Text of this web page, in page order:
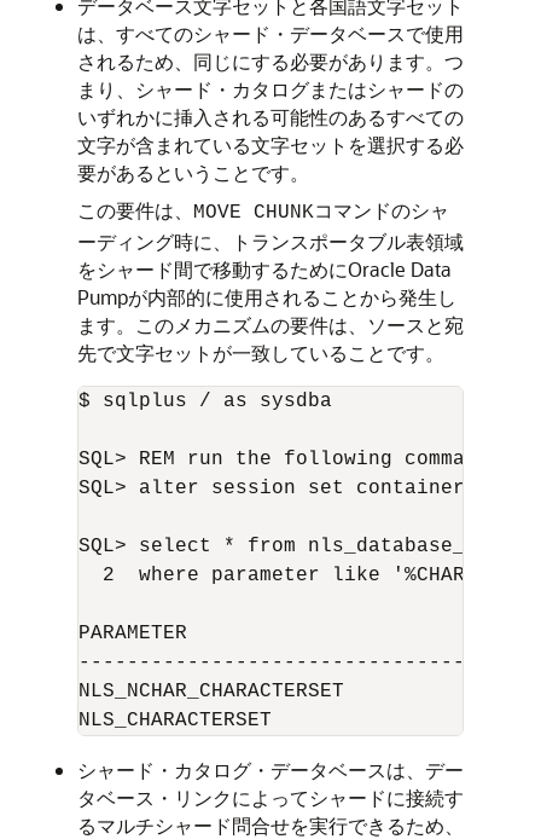
データベース文字セットと各国語文字セット
は、すべてのシャード・データベースで使用
されるため、同じにする必要があります。つ
まり、シャード・カタログまたはシャードの
いずれかに挿入される可能性のあるすべての
文字が含まれている文字セットを選択する必
要があるということです。
この要件は、
MOVE CHUNKコマンドのシャ
ーディング時に、トランスポータブル表領域
をシャード間で移動するためにOracle Data
Pumpが内部的に使用されることから発生し
ます。このメカニズムの要件は、ソースと宛
先で文字セットが一致していることです。
$ sqlplus / as sysdba
SQL> REM run the following command if
SQL> alter session set container=
SQL> select * from
2  where parameter like
PARAMETER
NLS_NCHAR_CHARACTERSET
シャード・カタログ・データベースは、デー
タベース・リンクによってシャードに接続す
るマルチシャード問合せを実行できるため、